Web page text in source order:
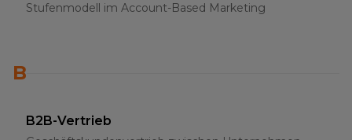
Stufenmodell im Account-Based Marketing
B
B2B-Vertrieb